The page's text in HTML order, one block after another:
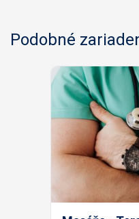
Podobné